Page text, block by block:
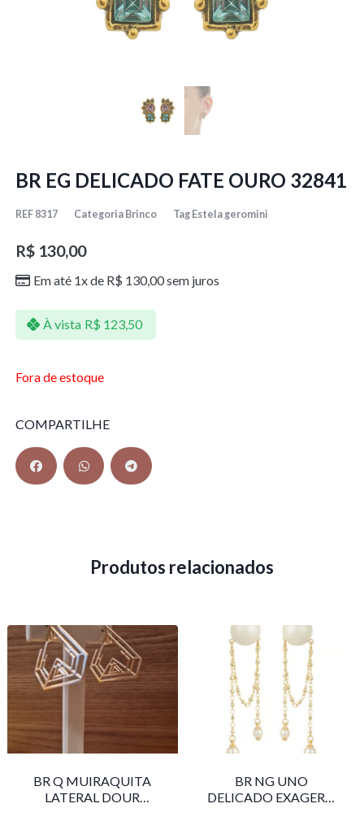
BR EG DELICADO FATE OURO 32841
REF 8317 Categoria Brinco Tag Estela geromini
R$130,00
Em até 1x de R$ 130,00sem juros
À vista R$ 123,50
Fora de estoque
COMPARTILHE
Produtos relacionados
BR Q MUIRAQUITA
LATERAL DOUR
BR NG UNO
DELICADO EXAGERO